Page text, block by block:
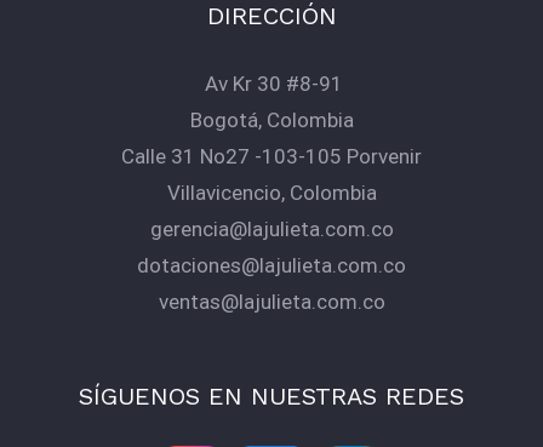
DIRECCIÓN
Av Kr 30 #8-91
Bogotá, Colombia
Calle 31 No27 -103-105 Porvenir
Villavicencio, Colombia
gerencia@lajulieta.com.co
dotaciones@lajulieta.com.co
ventas@lajulieta.com.co
SÍGUENOS EN NUESTRAS REDES